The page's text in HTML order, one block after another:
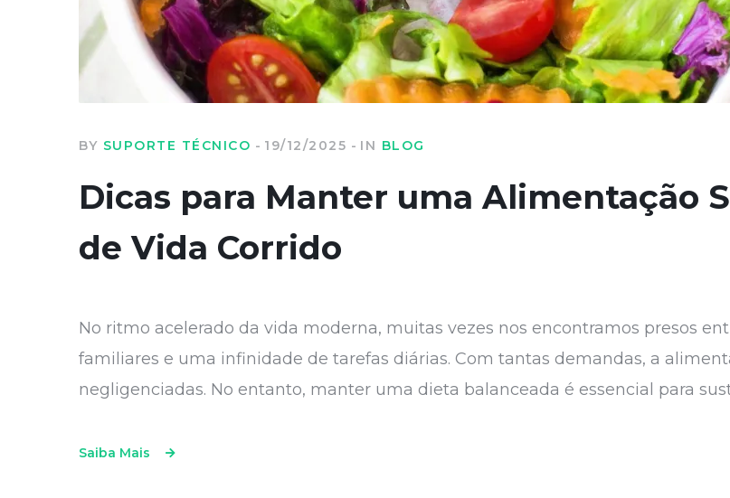
BY SUPORTE TÉCNICO 19/12/2025 IN BLOG
Dicas para Manter uma Alimentação
de Vida Corrido
No ritmo acelerado da vida moderna, muitas vezes nos encontramos presos
familiares e uma infinidade de tarefas diárias. Com tantas demandas, a
negligenciadas. No entanto, manter uma dieta balanceada é essencial para
Saiba Mais